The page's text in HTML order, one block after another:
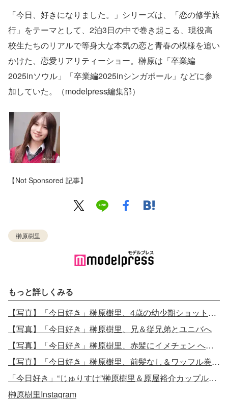
「今日、好きになりました。」シリーズは、「恋の修学旅
行」をテーマとして、2泊3日の中で巻き起こる、現役高
校生たちのリアルで等身大な本気の恋と青春の模様を追い
かけた、恋愛リアリティーショー。榊原は「卒業編
2025inソウル」「卒業編2025inシンガポール」などに参
加していた。（modelpress編集部）
【Not Sponsored 記事】
榊原樹里
もっと詳しくみる
【写真】「今日好き」榊原樹里、4歳の幼少期ショット公開
【写真】「今日好き」榊原樹里、兄＆従兄弟とユニバへ
【写真】「今日好き」榊原樹里、赤髪にイメチェン へそピも披露
【写真】「今日好き」榊原樹里、前髪なし＆ワッフル巻きで雰囲気一変
「今日好き」“じゅりすけ”榊原樹里＆原屋裕介カップル、破局報告
榊原樹里Instagram